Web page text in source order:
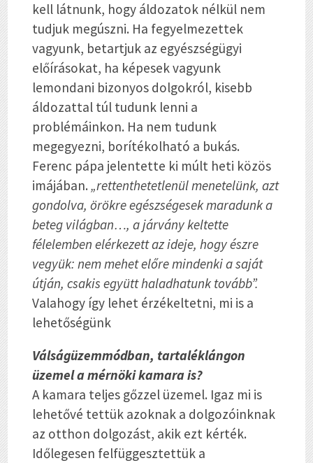
kell látnunk, hogy áldozatok nélkül nem
tudjuk megúszni. Ha fegyelmezettek
vagyunk, betartjuk az egyészségügyi
előírásokat, ha képesek vagyunk
lemondani bizonyos dolgokról, kisebb
áldozattal túl tudunk lenni a
problémáinkon. Ha nem tudunk
megegyezni, borítékolható a bukás.
Ferenc pápa jelentette ki múlt heti közös
imájában. „rettenthetetlenül menetelünk, azt
gondolva, örökre egészségesek maradunk a
beteg világban…, a járvány keltette
félelemben elérkezett az ideje, hogy észre
vegyük: nem mehet előre mindenki a saját
útján, csakis együtt haladhatunk tovább”.
Valahogy így lehet érzékeltetni, mi is a
lehetőségünk
Válságüzemmódban, tartaléklángon
üzemel a mérnöki kamara is?
A kamara teljes gőzzel üzemel. Igaz mi is
lehetővé tettük azoknak a dolgozóinknak
az otthon dolgozást, akik ezt kérték.
Időlegesen felfüggesztettük a